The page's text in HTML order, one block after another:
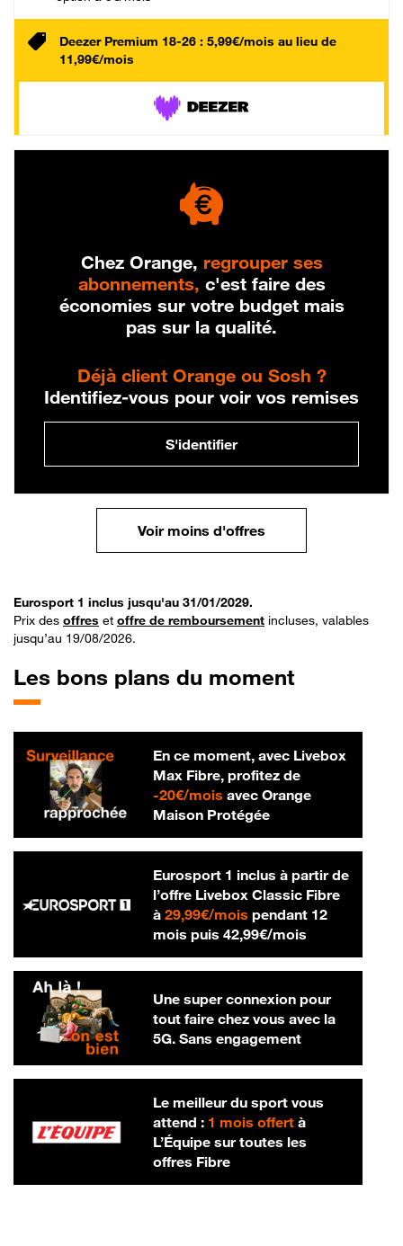
Deezer Premium 18-26 : 5,99€/mois au lieu de
11,99€/mois
Chez Orange, regrouper ses
abonnements, c'est faire des
économies sur votre budget mais
pas sur la qualité.
Déjà client Orange ou Sosh ?
Identifiez-vous pour voir vos remises
S'identifier
Voir moins d'offres
Eurosport 1 inclus jusqu'au 31/01/2029.
Prix des offres et offre de remboursement incluses, valables
jusqu’au 19/08/2026.
Les bons plans du moment
En ce moment, avec Livebox
Max Fibre, profitez de
-20€/mois20 € par mois
avec Orange
Maison Protégée
Eurosport 1 inclus à partir de
l’offre Livebox Classic Fibre
à 29,99€/mois29,99 € par mois
pendant 12
mois puis 42,99€/mois42,99 € par
Une super connexion pour
tout faire chez vous avec la
5G. Sans engagement
Le meilleur du sport vous
attend : 1 mois offertà
L’Équipe sur toutes les
offres Fibre